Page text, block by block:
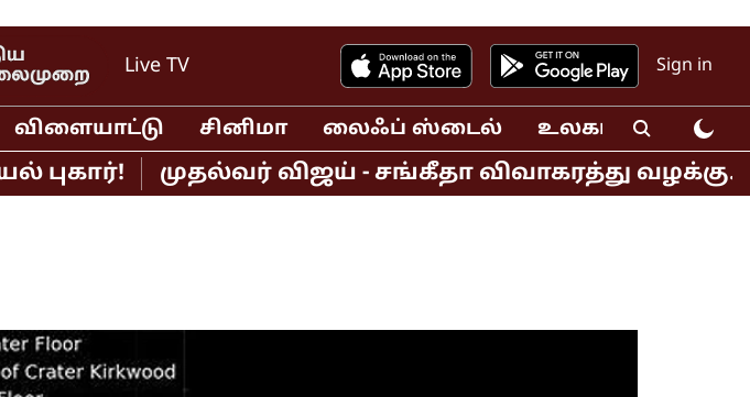
Live TV Sign in
விளையாட்டு சினிமா லைஃப் ஸ்டைல் உலகம்
முதல்வர் விஜய் - சங்கீதா விவாகரத்து வழக்கு..